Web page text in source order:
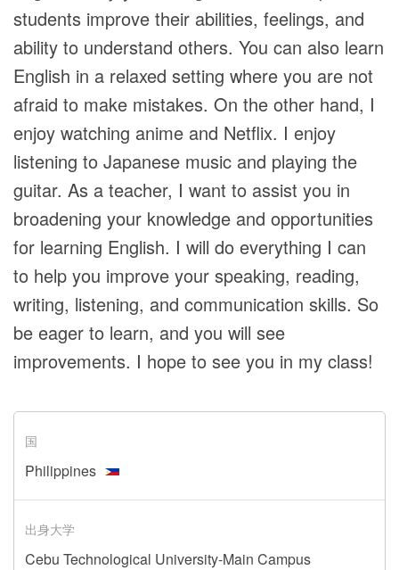
students improve their abilities, feelings, and
ability to understand others. You can also learn
English in a relaxed setting where you are not
afraid to make mistakes. On the other hand, I
enjoy watching anime and Netflix. I enjoy
listening to Japanese music and playing the
guitar. As a teacher, I want to assist you in
broadening your knowledge and opportunities
for learning English. I will do everything I can
to help you improve your speaking, reading,
writing, listening, and communication skills. So
be eager to learn, and you will see
improvements. I hope to see you in my class!
国
Philippines
出身大学
Cebu Technological University-Main Campus